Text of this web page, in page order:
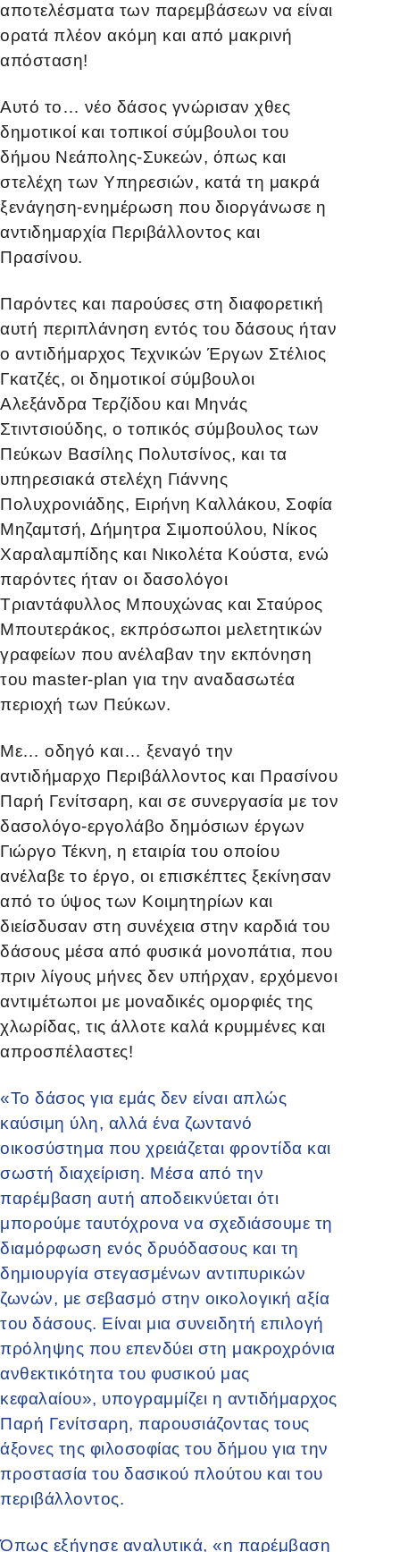
αποτελέσματα των παρεμβάσεων να είναι
ορατά πλέον ακόμη και από μακρινή
απόσταση!
Αυτό το… νέο δάσος γνώρισαν χθες
δημοτικοί και τοπικοί σύμβουλοι του
δήμου Νεάπολης-Συκεών, όπως και
στελέχη των Υπηρεσιών, κατά τη μακρά
ξενάγηση-ενημέρωση που διοργάνωσε η
αντιδημαρχία Περιβάλλοντος και
Πρασίνου.
Παρόντες και παρούσες στη διαφορετική
αυτή περιπλάνηση εντός του δάσους ήταν
ο αντιδήμαρχος Τεχνικών Έργων Στέλιος
Γκατζές, οι δημοτικοί σύμβουλοι
Αλεξάνδρα Τερζίδου και Μηνάς
Στιντσιούδης, ο τοπικός σύμβουλος των
Πεύκων Βασίλης Πολυτσίνος, και τα
υπηρεσιακά στελέχη Γιάννης
Πολυχρονιάδης, Ειρήνη Καλλάκου, Σοφία
Μηζαμτσή, Δήμητρα Σιμοπούλου, Νίκος
Χαραλαμπίδης και Νικολέτα Κούστα, ενώ
παρόντες ήταν οι δασολόγοι
Τριαντάφυλλος Μπουχώνας και Σταύρος
Μπουτεράκος, εκπρόσωποι μελετητικών
γραφείων που ανέλαβαν την εκπόνηση
του master-plan για την αναδασωτέα
περιοχή των Πεύκων.
Με… οδηγό και… ξεναγό την
αντιδήμαρχο Περιβάλλοντος και Πρασίνου
Παρή Γενίτσαρη, και σε συνεργασία με τον
δασολόγο-εργολάβο δημόσιων έργων
Γιώργο Τέκνη, η εταιρία του οποίου
ανέλαβε το έργο, οι επισκέπτες ξεκίνησαν
από το ύψος των Κοιμητηρίων και
διείσδυσαν στη συνέχεια στην καρδιά του
δάσους μέσα από φυσικά μονοπάτια, που
πριν λίγους μήνες δεν υπήρχαν, ερχόμενοι
αντιμέτωποι με μοναδικές ομορφιές της
χλωρίδας, τις άλλοτε καλά κρυμμένες και
απροσπέλαστες!
«Το δάσος για εμάς δεν είναι απλώς
καύσιμη ύλη, αλλά ένα ζωντανό
οικοσύστημα που χρειάζεται φροντίδα και
σωστή διαχείριση. Μέσα από την
παρέμβαση αυτή αποδεικνύεται ότι
μπορούμε ταυτόχρονα να σχεδιάσουμε τη
διαμόρφωση ενός δρυόδασους και τη
δημιουργία στεγασμένων αντιπυρικών
ζωνών, με σεβασμό στην οικολογική αξία
του δάσους. Είναι μια συνειδητή επιλογή
πρόληψης που επενδύει στη μακροχρόνια
ανθεκτικότητα του φυσικού μας
κεφαλαίου», υπογραμμίζει η αντιδήμαρχος
Παρή Γενίτσαρη, παρουσιάζοντας τους
άξονες της φιλοσοφίας του δήμου για την
προστασία του δασικού πλούτου και του
περιβάλλοντος.
Όπως εξήγησε αναλυτικά, «η παρέμβαση